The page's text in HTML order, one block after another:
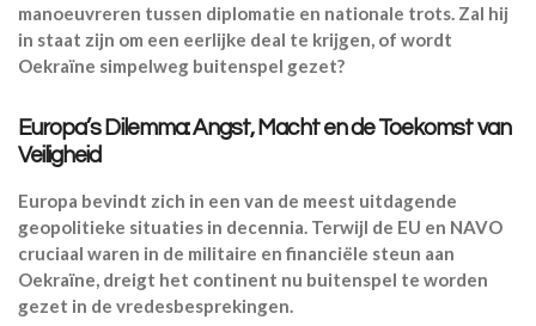
manoeuvreren tussen diplomatie en nationale trots. Zal hij
in staat zijn om een eerlijke deal te krijgen, of wordt
Oekraïne simpelweg buitenspel gezet?
Europa’s Dilemma: Angst, Macht en de Toekomst van
Veiligheid
Europa bevindt zich in een van de meest uitdagende
geopolitieke situaties in decennia. Terwijl de EU en NAVO
cruciaal waren in de militaire en financiële steun aan
Oekraïne, dreigt het continent nu buitenspel te worden
gezet in de vredesbesprekingen.